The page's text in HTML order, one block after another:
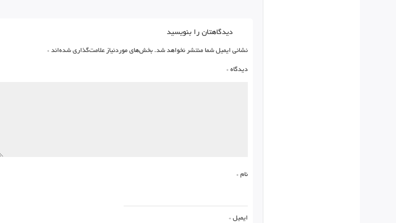
دیدگاهتان را بنویسید
نشانی ایمیل شما منتشر نخواهد شد. بخش‌های موردنیاز علامت‌گذاری شده‌اند *
دیدگاه *
نام *
ایمیل *